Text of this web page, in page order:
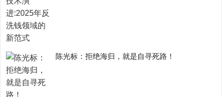
陈光标：拒绝海归，就是自寻死路！